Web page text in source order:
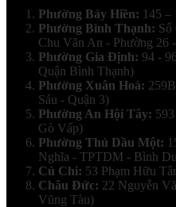
Phường Bảy Hiền: 145 –
Phường Bình Thạnh:
Chu Văn An - Phường 26
Phường Gia Định: 94 -
Quận Bình Thạnh)
Phường Xuân Hoà:
Sáu - Quận 3)
Phường An Hội Tây:
Gò Vấp)
Phường Thủ Dầu Một:
Nghĩa - TPTDM - Bình
Củ Chi: 53 Phạm Hữu
Châu Đức: 22 Nguyễn
Vũng Tàu)